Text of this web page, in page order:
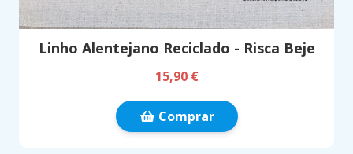
Linho Alentejano Reciclado - Risca Beje
15,90 €
Comprar